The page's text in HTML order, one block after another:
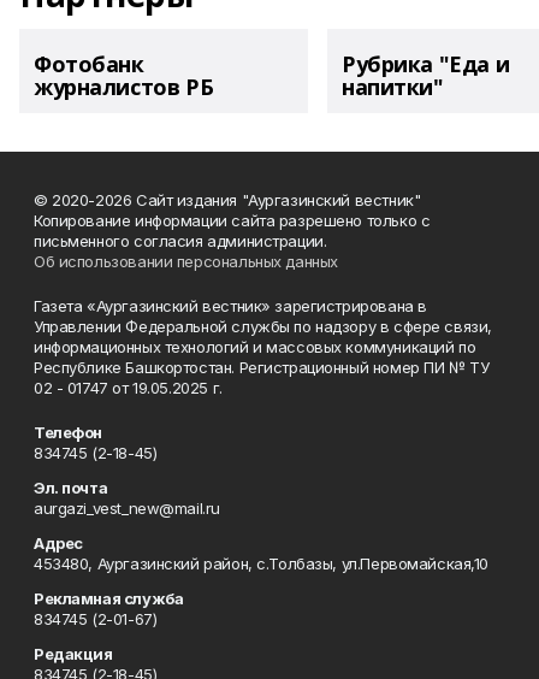
Фотобанк
журналистов РБ
Рубрика "Еда и
напитки"
© 2020-2026 Сайт издания "Аургазинский вестник"
Копирование информации сайта разрешено только с
письменного согласия администрации.
Об использовании персональных данных
Газета «Аургазинский вестник» зарегистрирована в
Управлении Федеральной службы по надзору в сфере связи,
информационных технологий и массовых коммуникаций по
Республике Башкортостан. Регистрационный номер ПИ № ТУ
02 - 01747 от 19.05.2025 г.
Телефон
834745 (2-18-45)
Эл. почта
aurgazi_vest_new@mail.ru
Адрес
453480, Аургазинский район, с.Толбазы, ул.Первомайская,10
Рекламная служба
834745 (2-01-67)
Редакция
834745 (2-18-45)